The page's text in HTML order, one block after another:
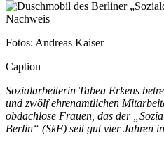
Nachweis
Fotos: Andreas Kaiser
Caption
Sozialarbeiterin Tabea Erkens
und zwölf ehrenamtlichen
obdachlose Frauen, das der
Berlin“ (SkF) seit gut vier Jahren